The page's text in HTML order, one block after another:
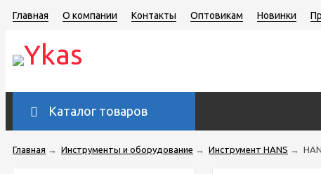
Главная О компании Контакты Оптовикам Новинки
Каталог товаров
Главная → Инструменты и оборудование → Инструмент HANS →